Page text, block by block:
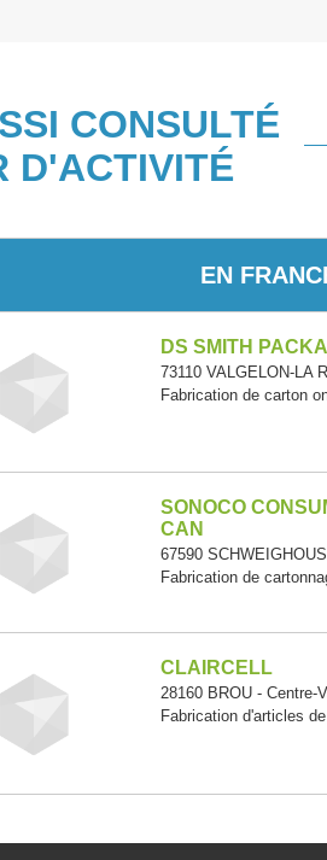
CONSULTÉ
D'ACTIVITÉ
EN
DS SMITH
73110 VALGELON-LA
Fabrication de carton
SONOCO
CAN
67590
Fabrication de
CLAIRCELL
28160 BROU - Centre-
Fabrication d'articles